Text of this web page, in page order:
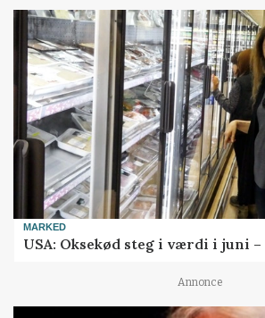
MARKED
USA: Oksekød steg i værdi i juni
Annonce